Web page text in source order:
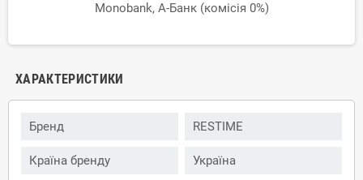
Monobank, А-Банк (комісія 0%)
ХАРАКТЕРИСТИКИ
Бренд RESTIME
Країна бренду Україна